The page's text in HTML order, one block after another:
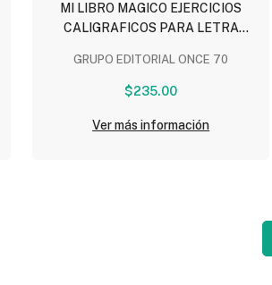
MI LIBRO MAGICO EJERCICIOS
CALIGRAFICOS PARA LETRA
GRUPO EDITORIAL ONCE 70
$235.00
Ver más información